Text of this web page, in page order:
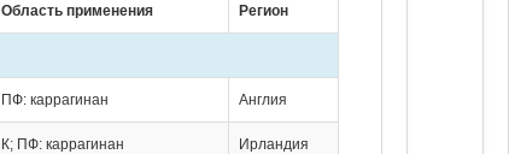
Область применения Регион
ПФ: каррагинан Англия
К; ПФ: каррагинан Ирландия